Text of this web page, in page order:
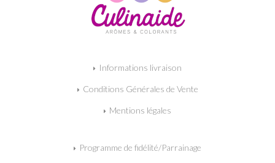
Informations livraison
Conditions Générales de Vente
Mentions légales
Programme de fidélité/Parrainage